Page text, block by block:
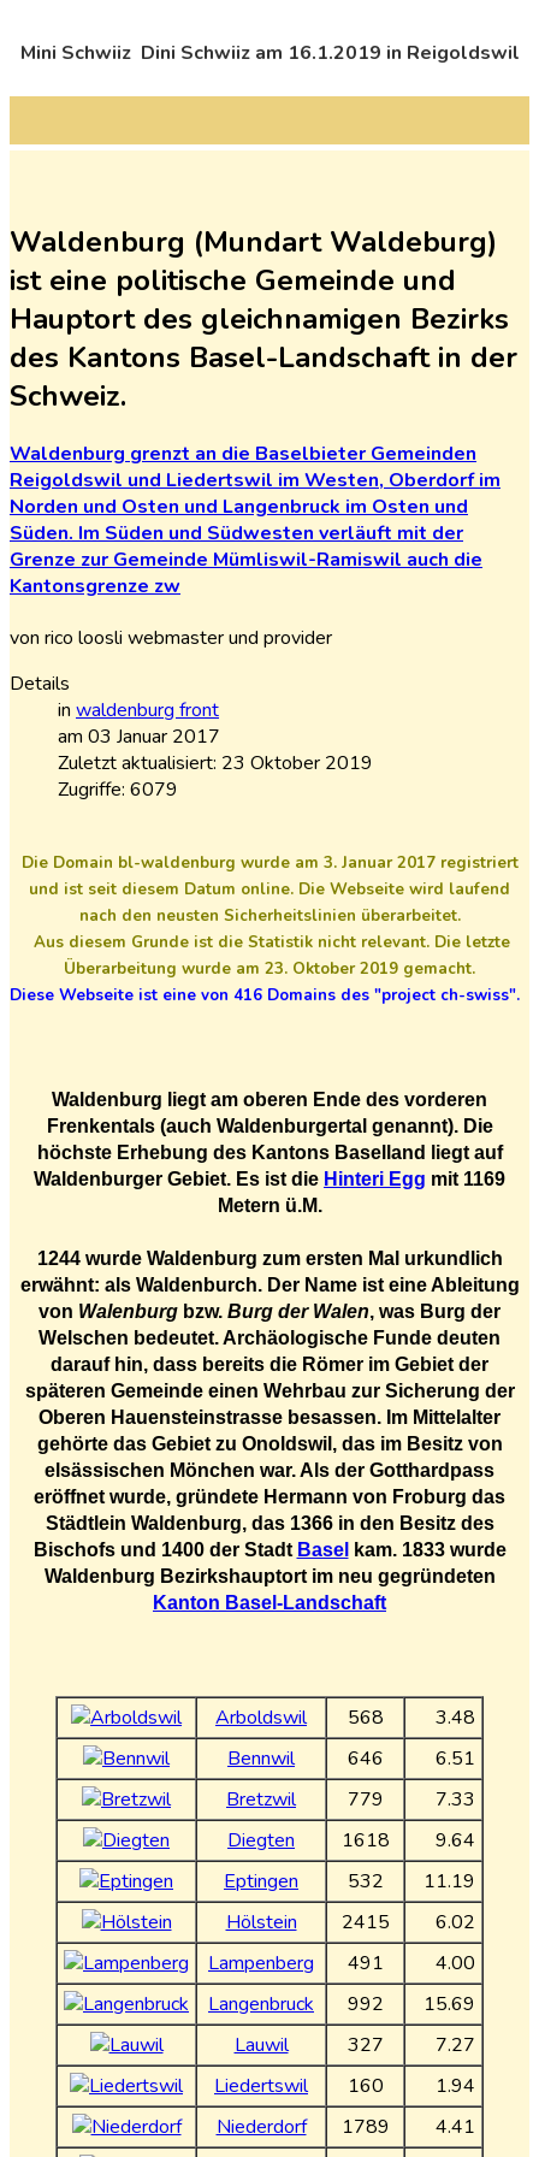
Mini Schwiiz Dini Schwiiz am 16.1.2019 in Reigoldswil
Waldenburg (Mundart Waldeburg)
ist eine politische Gemeinde und
Hauptort des gleichnamigen Bezirks
des Kantons Basel-Landschaft in der
Schweiz.
Waldenburg grenzt an die Baselbieter Gemeinden
Reigoldswil und Liedertswil im Westen, Oberdorf im
Norden und Osten und Langenbruck im Osten und
Süden. Im Süden und Südwesten verläuft mit der
Grenze zur Gemeinde Mümliswil-Ramiswil auch die
Kantonsgrenze zw
von rico loosli webmaster und provider
Details
in waldenburg front
am 03 Januar 2017
Zuletzt aktualisiert: 23 Oktober 2019
Zugriffe: 6079
Die Domain bl-waldenburg wurde am 3. Januar 2017 registriert
und ist seit diesem Datum online. Die Webseite wird laufend
nach den neusten Sicherheitslinien überarbeitet.
Aus diesem Grunde ist die Statistik nicht relevant. Die letzte
Überarbeitung wurde am 23. Oktober 2019 gemacht.
Diese Webseite ist eine von 416 Domains des "project ch-swiss".
Waldenburg liegt am oberen Ende des vorderen
Frenkentals (auch Waldenburgertal genannt). Die
höchste Erhebung des Kantons Baselland liegt auf
Waldenburger Gebiet. Es ist die Hinteri Egg mit 1169
Metern ü.M.
1244 wurde Waldenburg zum ersten Mal urkundlich
erwähnt: als Waldenburch. Der Name ist eine Ableitung
von Walenburg bzw. Burg der Walen, was Burg der
Welschen bedeutet. Archäologische Funde deuten
darauf hin, dass bereits die Römer im Gebiet der
späteren Gemeinde einen Wehrbau zur Sicherung der
Oberen Hauensteinstrasse besassen. Im Mittelalter
gehörte das Gebiet zu Onoldswil, das im Besitz von
elsässischen Mönchen war. Als der Gotthardpass
eröffnet wurde, gründete Hermann von Froburg das
Städtlein Waldenburg, das 1366 in den Besitz des
Bischofs und 1400 der Stadt Basel
kam. 1833 wurde
Waldenburg Bezirkshauptort im neu gegründeten
Kanton Basel-Landschaft
Arboldswil 568
3.48
Bennwil
646
6.51
Bretzwil
779
7.33
Diegten
1618
9.64
Eptingen
532
11.19
Hölstein
2415
6.02
Lampenberg
491
4.00
Langenbruck
992
15.69
Lauwil
327
7.27
Liedertswil
160
1.94
Niederdorf
1789
4.41